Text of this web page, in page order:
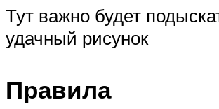
Тут важно будет
удачный рисунок
Правила